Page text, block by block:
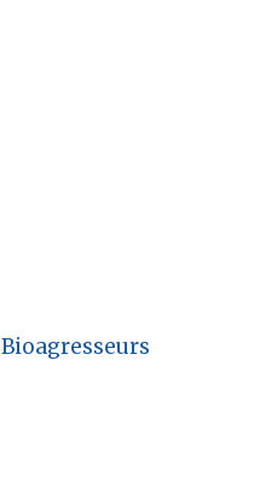
Bioagresseurs